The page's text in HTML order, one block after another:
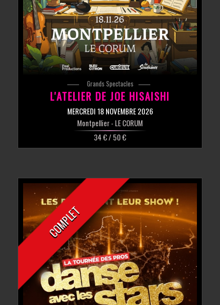
Grands Spectacles
L'ATELIER DE JOE HISAISHI
MERCREDI 18 NOVEMBRE 2026
Montpellier- LE CORUM
34 € / 50 €
COMPLET